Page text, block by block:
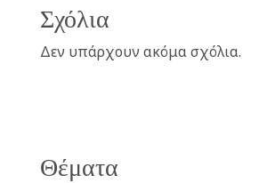
Σχόλια
Δεν υπάρχουν ακόμα σχόλια.
Θέματα